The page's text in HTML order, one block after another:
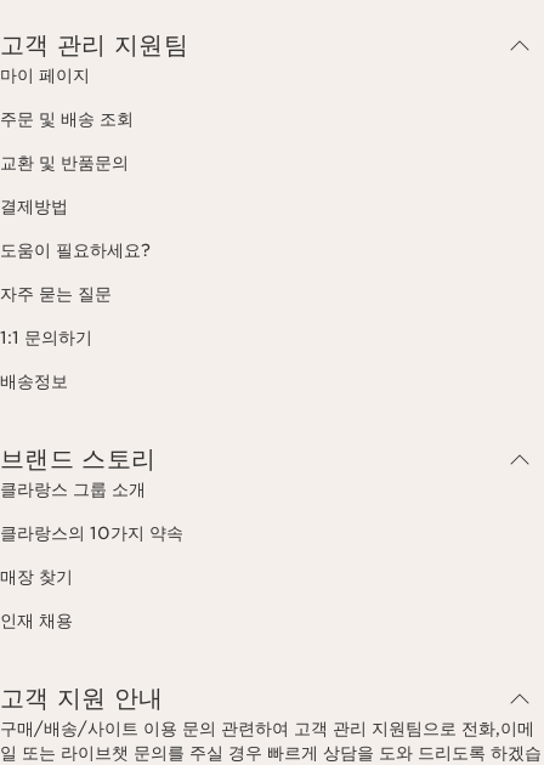
고객 관리 지원팀
마이 페이지
주문 및 배송 조회
교환 및 반품문의
결제방법
도움이 필요하세요?
자주 묻는 질문
1:1 문의하기
배송정보
브랜드 스토리
클라랑스 그룹 소개
클라랑스의 10가지 약속
매장 찾기
인재 채용
고객 지원 안내
구매/배송/사이트 이용 문의 관련하여 고객 관리 지원팀으로 전화,이메
일 또는 라이브챗 문의를 주실 경우 빠르게 상담을 도와 드리도록 하겠습